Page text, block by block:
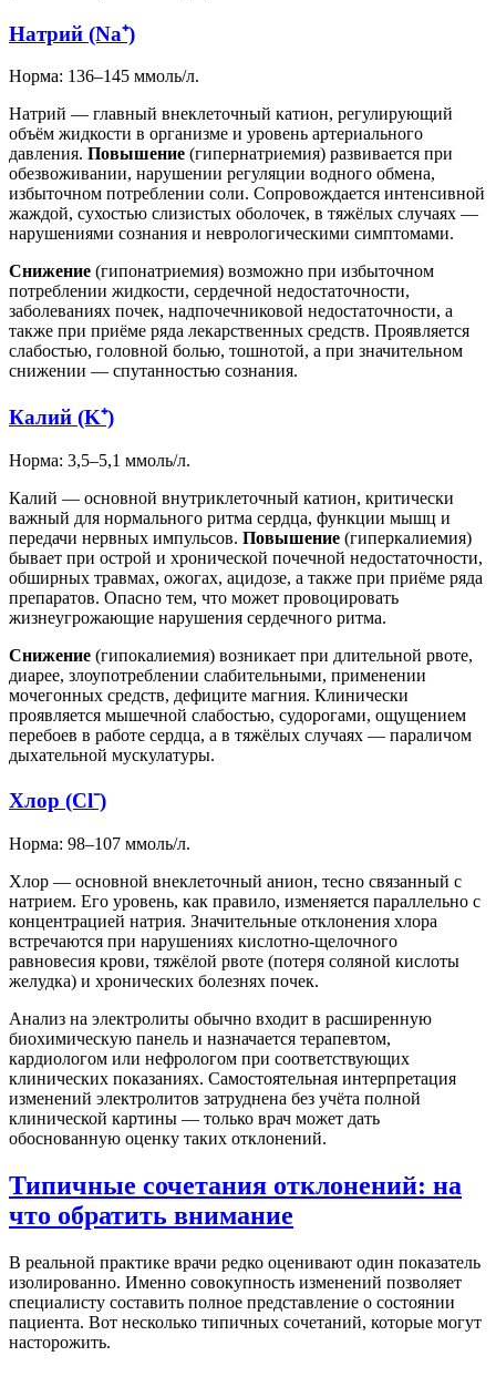
Натрий (Na⁺)
Норма: 136–145 ммоль/л.
Натрий — главный внеклеточный катион, регулирующий
объём жидкости в организме и уровень артериального
давления. Повышение (гипернатриемия) развивается при
обезвоживании, нарушении регуляции водного обмена,
избыточном потреблении соли. Сопровождается интенсивной
жаждой, сухостью слизистых оболочек, в тяжёлых случаях —
нарушениями сознания и неврологическими симптомами.
Снижение (гипонатриемия) возможно при избыточном
потреблении жидкости, сердечной недостаточности,
заболеваниях почек, надпочечниковой недостаточности, а
также при приёме ряда лекарственных средств. Проявляется
слабостью, головной болью, тошнотой, а при значительном
снижении — спутанностью сознания.
Калий (K⁺)
Норма: 3,5–5,1 ммоль/л.
Калий — основной внутриклеточный катион, критически
важный для нормального ритма сердца, функции мышц и
передачи нервных импульсов. Повышение (гиперкалиемия)
бывает при острой и хронической почечной недостаточности,
обширных травмах, ожогах, ацидозе, а также при приёме ряда
препаратов. Опасно тем, что может провоцировать
жизнеугрожающие нарушения сердечного ритма.
Снижение (гипокалиемия) возникает при длительной рвоте,
диарее, злоупотреблении слабительными, применении
мочегонных средств, дефиците магния. Клинически
проявляется мышечной слабостью, судорогами, ощущением
перебоев в работе сердца, а в тяжёлых случаях — параличом
дыхательной мускулатуры.
Хлор (Cl⁻)
Норма: 98–107 ммоль/л.
Хлор — основной внеклеточный анион, тесно связанный с
натрием. Его уровень, как правило, изменяется параллельно с
концентрацией натрия. Значительные отклонения хлора
встречаются при нарушениях кислотно-щелочного
равновесия крови, тяжёлой рвоте (потеря соляной кислоты
желудка) и хронических болезнях почек.
Анализ на электролиты обычно входит в расширенную
биохимическую панель и назначается терапевтом,
кардиологом или нефрологом при соответствующих
клинических показаниях. Самостоятельная интерпретация
изменений электролитов затруднена без учёта полной
клинической картины — только врач может дать
обоснованную оценку таких отклонений.
Типичные сочетания отклонений: на
что обратить внимание
В реальной практике врачи редко оценивают один показатель
изолированно. Именно совокупность изменений позволяет
специалисту составить полное представление о состоянии
пациента. Вот несколько типичных сочетаний, которые могут
насторожить.